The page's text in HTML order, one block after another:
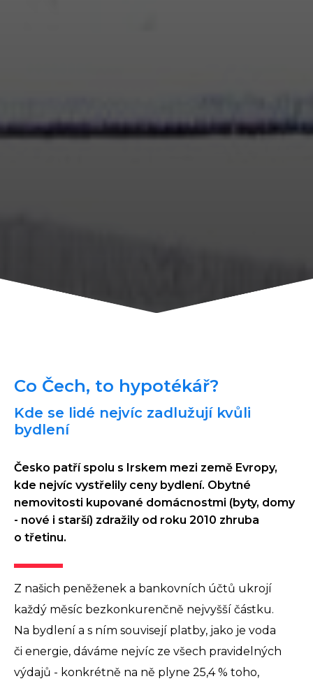
Co Čech, to hypotékář?
Kde se lidé nejvíc zadlužují kvůli
bydlení
Česko patří spolu s Irskem mezi země Evropy,
kde nejvíc vystřelily ceny bydlení. Obytné
nemovitosti kupované domácnostmi (byty, domy
- nové i starší) zdražily od roku 2010 zhruba
o třetinu.
Z našich peněženek a bankovních účtů ukrojí
každý měsíc bezkonkurenčně nejvyšší částku.
Na bydlení a s ním souvisejí platby, jako je voda
či energie, dáváme nejvíc ze všech pravidelných
výdajů - konkrétně na ně plyne 25,4 % toho,